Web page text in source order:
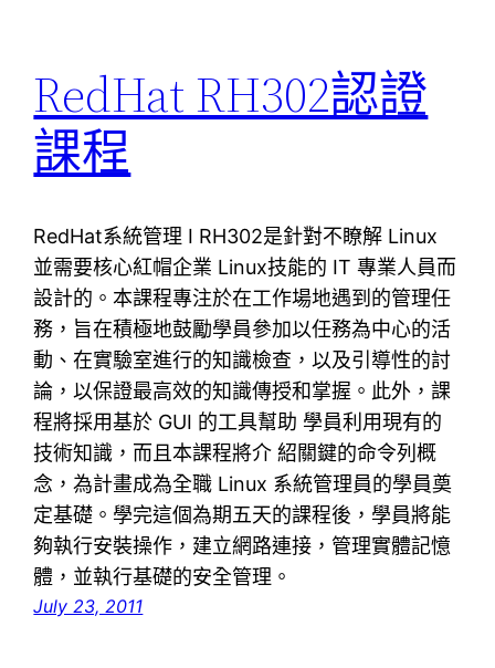
RedHat RH302認證
課程
RedHat系統管理 I RH302是針對不瞭解 Linux
並需要核心紅帽企業 Linux技能的 IT 專業人員而
設計的。本課程專注於在工作場地遇到的管理任
務，旨在積極地鼓勵學員參加以任務為中心的活
動、在實驗室進行的知識檢查，以及引導性的討
論，以保證最高效的知識傳授和掌握。此外，課
程將採用基於 GUI 的工具幫助 學員利用現有的
技術知識，而且本課程將介 紹關鍵的命令列概
念，為計畫成為全職 Linux 系統管理員的學員奠
定基礎。學完這個為期五天的課程後，學員將能
夠執行安裝操作，建立網路連接，管理實體記憶
體，並執行基礎的安全管理。
July 23, 2011